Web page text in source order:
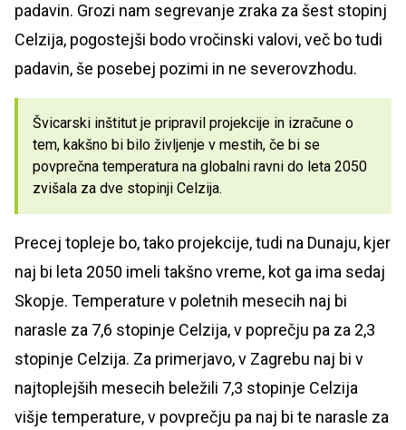
padavin. Grozi nam segrevanje zraka za šest stopinj
Celzija, pogostejši bodo vročinski valovi, več bo tudi
padavin, še posebej pozimi in ne severovzhodu.
Švicarski inštitut je pripravil projekcije in izračune o
tem, kakšno bi bilo življenje v mestih, če bi se
povprečna temperatura na globalni ravni do leta 2050
zvišala za dve stopinji Celzija.
Precej topleje bo, tako projekcije, tudi na Dunaju, kjer
naj bi leta 2050 imeli takšno vreme, kot ga ima sedaj
Skopje. Temperature v poletnih mesecih naj bi
narasle za 7,6 stopinje Celzija, v poprečju pa za 2,3
stopinje Celzija. Za primerjavo, v Zagrebu naj bi v
najtoplejših mesecih beležili 7,3 stopinje Celzija
višje temperature, v povprečju pa naj bi te narasle za